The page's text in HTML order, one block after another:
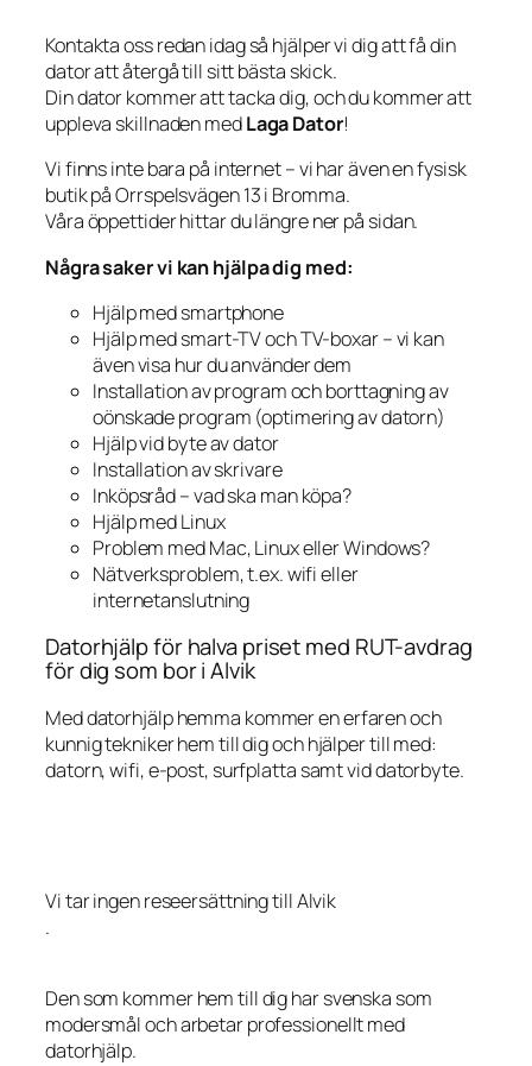
Kontakta oss redan idag så hjälper vi dig att få din
dator att återgå till sitt bästa skick.
Din dator kommer att tacka dig, och du kommer att
uppleva skillnaden medLaga Dator!
Vi finns inte bara på internet – vi har även en fysisk
butik på Orrspelsvägen 13 i Bromma.
Våra öppettider hittar du längre ner på sidan.
Några saker vi kan hjälpa dig med:
Hjälp med smartphone
Hjälp med smart-TV och TV-boxar – vi kan
även visa hur du använder dem
Installation av program och borttagning av
oönskade program (optimering av datorn)
Hjälp vid byte av dator
Installation av skrivare
Inköpsråd – vad ska man köpa?
Hjälp med Linux
Problem med Mac, Linux eller Windows?
Nätverksproblem, t.ex. wifi eller
internetanslutning
Datorhjälp för halva priset med RUT-avdrag
för dig som bor i Alvik
Med datorhjälp hemma kommer en erfaren och
kunnig tekniker hem till dig och hjälper till med:
datorn, wifi, e-post, surfplatta samt vid datorbyte.
Vi tar ingen reseersättning till Alvik
.
Den som kommer hem till dig har svenska som
modersmål och arbetar professionellt med
datorhjälp.